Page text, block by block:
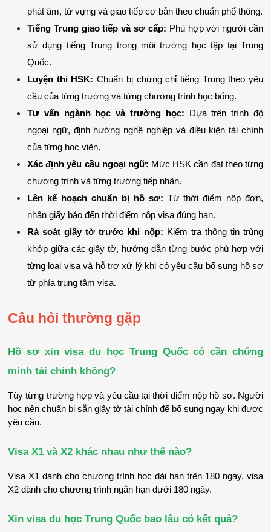
phát âm, từ vựng và giao tiếp cơ bản theo chuẩn phổ thông.
Tiếng Trung giao tiếp và sơ cấp: Phù hợp với người cần
sử dụng tiếng Trung trong môi trường học tập tại Trung
Quốc.
Luyện thi HSK: Chuẩn bị chứng chỉ tiếng Trung theo yêu
cầu của từng trường và từng chương trình học bổng.
Tư vấn ngành học và trường học: Dựa trên trình độ
ngoại ngữ, định hướng nghề nghiệp và điều kiện tài chính
của từng học viên.
Xác định yêu cầu ngoại ngữ: Mức HSK cần đạt theo từng
chương trình và từng trường tiếp nhận.
Lên kế hoạch chuẩn bị hồ sơ: Từ thời điểm nộp đơn,
nhận giấy báo đến thời điểm nộp visa đúng hạn.
Rà soát giấy tờ trước khi nộp: Kiểm tra thông tin trùng
khớp giữa các giấy tờ, hướng dẫn từng bước phù hợp với
từng loại visa và hỗ trợ xử lý khi có yêu cầu bổ sung hồ sơ
từ phía trung tâm visa.
Câu hỏi thường gặp
Hồ sơ xin visa du học Trung Quốc có cần chứng
minh tài chính không?
Tùy từng trường hợp và yêu cầu tại thời điểm nộp hồ sơ. Người
học nên chuẩn bị sẵn giấy tờ tài chính để bổ sung ngay khi được
yêu cầu.
Visa X1 và X2 khác nhau như thế nào?
Visa X1 dành cho chương trình học dài hạn trên 180 ngày, visa
X2 dành cho chương trình ngắn hạn dưới 180 ngày.
Xin visa du học Trung Quốc bao lâu có kết quả?